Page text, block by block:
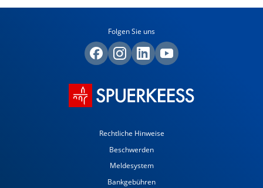
Folgen Sie uns
Rechtliche Hinweise
Beschwerden
Meldesystem
Bankgebühren